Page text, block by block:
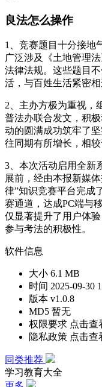
良法怎么操作
1、竞赛题目十分接地
广泛涉及《土地管理
法律法规。这些题目
活，与百姓生活紧密
2、主办方极为重视，
普法办联合发文，积
动的圆满成功筑牢了
往同期有所增长，相
3、本次活动启用全新
展前，经由本报新媒
律”知识竞赛平台完成
赛通道，达成PC端与
仅显著提升了用户体
参与考法的积极性。
软件信息
大小 6.1 MB
时间 2025-09-30
版本 v1.0.8
MD5 暂无
权限要求 点击查
隐私政策 点击查
同类推荐
学习教育大全